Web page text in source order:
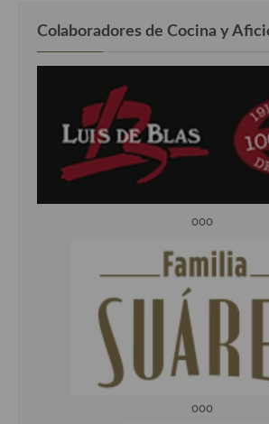
Colaboradores de Cocina y
ooo
ooo